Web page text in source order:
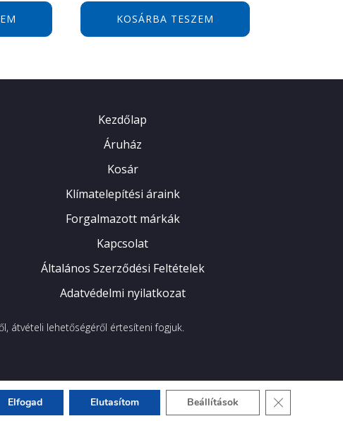
KOSÁRBA TESZEM
Kezdőlap
Áruház
Kosár
Klímatelepítési áraink
Forgalmazott márkák
Kapcsolat
Általános Szerződési Feltételek
Adatvédelmi nyilatkozat
átvételi lehetőségéről értesíteni fogjuk.
aWRX Online készítette az FrigoTherm megbízásából.
Elfogad Elutasítom Beállítások Close GDPR